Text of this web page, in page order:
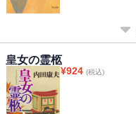
皇女の霊柩
¥924 (税込)